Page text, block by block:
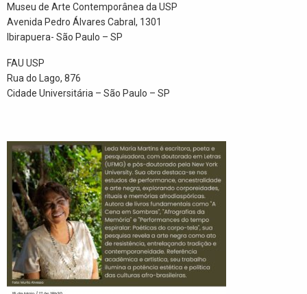
Museu de Arte Contemporânea da USP
Avenida Pedro Álvares Cabral, 1301
Ibirapuera- São Paulo – SP
FAU USP
Rua do Lago, 876
Cidade Universitária – São Paulo – SP